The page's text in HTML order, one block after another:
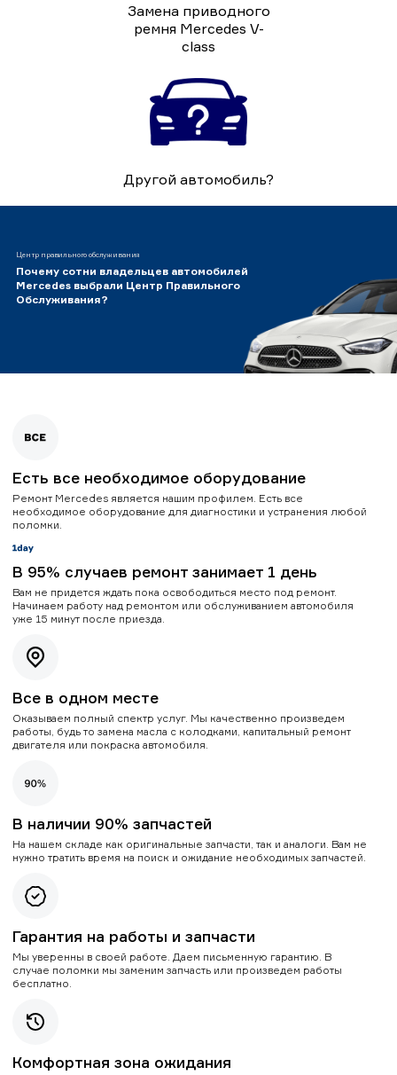
Замена приводного
ремня Mercedes V-
class
Другой автомобиль?
Центр правильного обслуживания
Почему сотни владельцев автомобилей
Mercedes выбрали Центр Правильного
Обслуживания?
Есть все необходимое оборудование
Ремонт Mercedes является нашим профилем. Есть все
необходимое оборудование для диагностики и устранения любой
поломки.
В 95% случаев ремонт занимает 1 день
Вам не придется ждать пока освободиться место под ремонт.
Начинаем работу над ремонтом или обслуживанием автомобиля
уже 15 минут после приезда.
Все в одном месте
Оказываем полный спектр услуг. Мы качественно произведем
работы, будь то замена масла с колодками, капитальный ремонт
двигателя или покраска автомобиля.
В наличии 90% запчастей
На нашем складе как оригинальные запчасти, так и аналоги. Вам не
нужно тратить время на поиск и ожидание необходимых запчастей.
Гарантия на работы и запчасти
Мы уверенны в своей работе. Даем письменную гарантию. В
случае поломки мы заменим запчасть или произведем работы
бесплатно.
Комфортная зона ожидания